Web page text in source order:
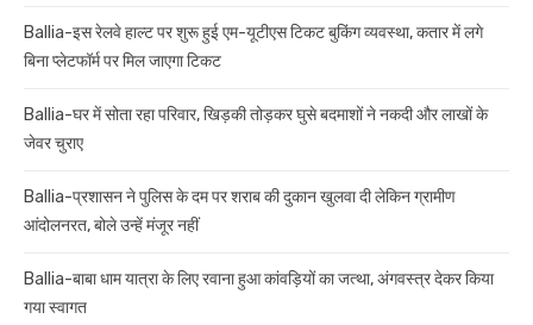
Ballia-इस रेलवे हाल्ट पर शुरू हुई एम-यूटीएस टिकट बुकिंग व्यवस्था, कतार में लगे
बिना प्लेटफॉर्म पर मिल जाएगा टिकट
Ballia-घर में सोता रहा परिवार, खिड़की तोड़कर घुसे बदमाशों ने नकदी और लाखों के
जेवर चुराए
Ballia-प्रशासन ने पुलिस के दम पर शराब की दुकान खुलवा दी लेकिन ग्रामीण
आंदोलनरत, बोले उन्हें मंजूर नहीं
Ballia-बाबा धाम यात्रा के लिए रवाना हुआ कांवड़ियों का जत्था, अंगवस्त्र देकर किया
गया स्वागत